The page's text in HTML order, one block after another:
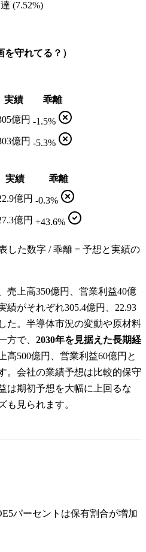
(7.52%)
守れてる？）
実績
乖離
億円 -1.5%
億円 -5.3%
実績
乖離
億円 -0.3%
億円 +43.6%
した数字 / 乖離 = 予想と実績の
売上高350億円、営業利益40億
績がそれぞれ305.4億円、22.93
た。半導体市況の変動や原材料
方で、 2030年を見据えた長期経
高500億円、営業利益60億円と
。会社の業績予想は比較的保守
は期初予想を大幅に上回るな
も見られます。
パーセントは保有割合が増加